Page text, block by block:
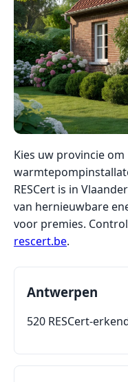
Kies uw provincie
RESCert is in
van hernieuwbare
voor premies.
rescert.be.
Antwerpen
520 RESCert-